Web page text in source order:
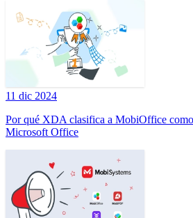
11 dic 2024
Por qué XDA clasifica a MobiOffice
Microsoft Office